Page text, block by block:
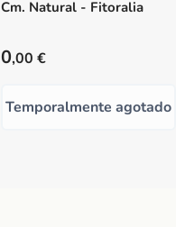
Cm. Natural - Fitoralia
Precio habitual
0,00 €
Temporalmente agotado